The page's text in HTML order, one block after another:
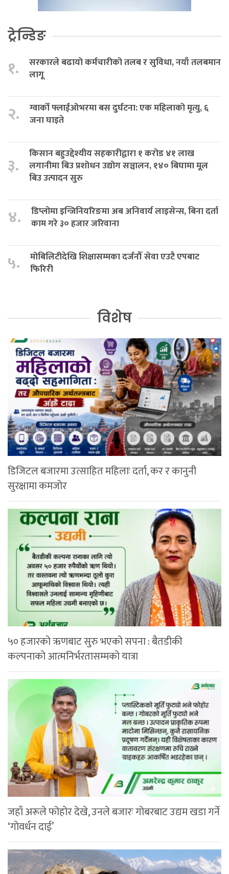
ट्रेन्डिङ
१.
सरकारले बढायो कर्मचारीको तलब र सुविधा, नयाँ तलबमान
लागू
२.
ग्वार्को फ्लाईओभरमा बस दुर्घटना: एक महिलाको मृत्यु, ६
जना घाइते
३.
किसान बहुउद्देश्यीय सहकारीद्वारा १ करोड ४१ लाख
लगानीमा बिउ प्रशोधन उद्योग सञ्चालन, १४० बिघामा मूल
बिउ उत्पादन सुरु
४.
डिप्लोमा इन्जिनियरिङमा अब अनिवार्य लाइसेन्स, बिना दर्ता
काम गरे ३० हजार जरिवाना
५.
मोबिलिटीदेखि शिक्षासम्मका दर्जनौँ सेवा एउटै एपबाट
फिरिरी
विशेष
डिजिटल बजारमा उत्साहित महिलाः दर्ता, कर र कानुनी
सुरक्षामा कमजोर
५० हजारको ऋणबाट सुरु भएको सपना : बैतडीकी
कल्पनाको आत्मनिर्भरतासम्मको यात्रा
जहाँ अरूले फोहोर देखे, उनले बजारः गोबरबाट उद्यम खडा गर्ने
‘गोवर्धन दाई’